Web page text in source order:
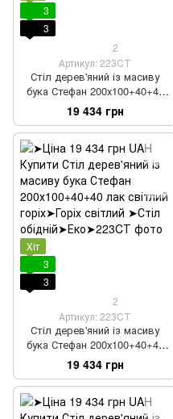
3
3
2
Артикул: 223CТ
Стіл дерев'яний із масиву
бука Стефан 200х100+40+40
темний горіх
19 434 грн
Хіт
3
3
2
Артикул: 223CТ
Стіл дерев'яний із масиву
бука Стефан 200х100+40+40
лак світлий горіх
19 434 грн